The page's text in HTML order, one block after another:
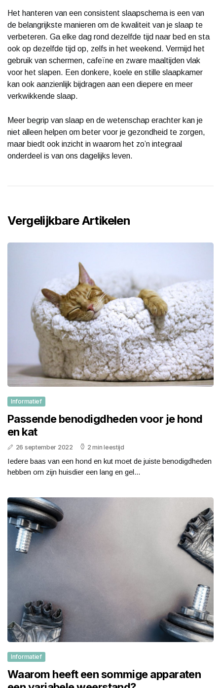
Het hanteren van een consistent slaapschema is een van
de belangrijkste manieren om de kwaliteit van je slaap te
verbeteren. Ga elke dag rond dezelfde tijd naar bed en sta
ook op dezelfde tijd op, zelfs in het weekend. Vermijd het
gebruik van schermen, cafeïne en zware maaltijden vlak
voor het slapen. Een donkere, koele en stille slaapkamer
kan ook aanzienlijk bijdragen aan een diepere en meer
verkwikkende slaap.
Meer begrip van slaap en de wetenschap erachter kan je
niet alleen helpen om beter voor je gezondheid te zorgen,
maar biedt ook inzicht in waarom het zo’n integraal
onderdeel is van ons dagelijks leven.
Vergelijkbare Artikelen
Informatief
Passende benodigdheden voor je hond
en kat
26 september 2022 2 min leestijd
Iedere baas van een hond en kut moet de juiste benodigdheden
hebben om zijn huisdier een lang en gel...
Informatief
Waarom heeft een sommige apparaten